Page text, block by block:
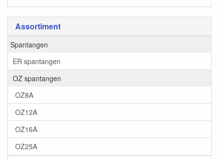
Assortiment
Spantangen
ER spantangen
OZ spantangen
OZ8A
OZ12A
OZ16A
OZ25A